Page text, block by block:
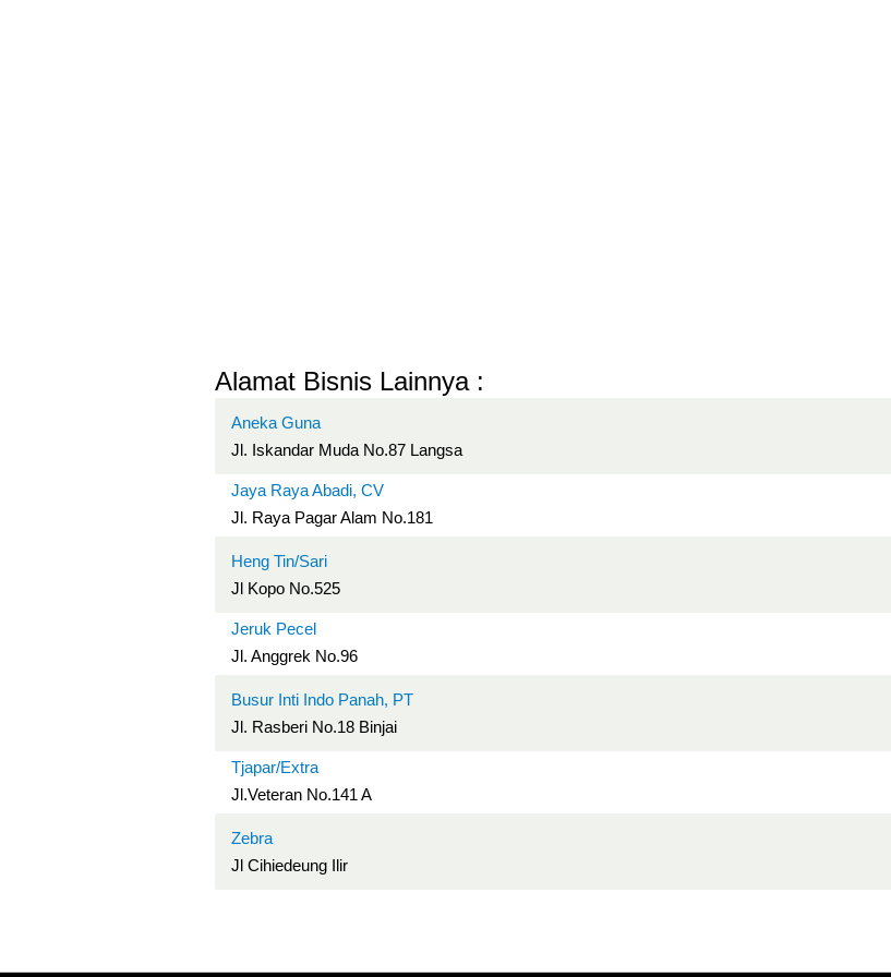
Alamat Bisnis Lainnya :
Aneka Guna
Jl. Iskandar Muda No.87 Langsa
Jaya Raya Abadi, CV
Jl. Raya Pagar Alam No.181
Heng Tin/Sari
Jl Kopo No.525
Jeruk Pecel
Jl. Anggrek No.96
Busur Inti Indo Panah, PT
Jl. Rasberi No.18 Binjai
Tjapar/Extra
Jl.Veteran No.141 A
Zebra
Jl Cihiedeung Ilir